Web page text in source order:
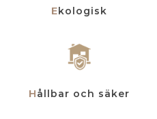
Ekologisk
Hållbar och säker